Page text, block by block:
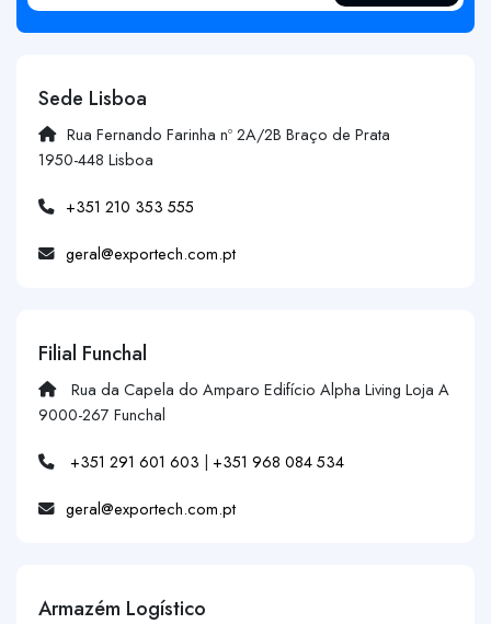
Sede Lisboa
Rua Fernando Farinha nº 2A/2B Braço de Prata
1950-448 Lisboa
+351 210 353 555
geral@exportech.com.pt
Filial Funchal
Rua da Capela do Amparo Edifício Alpha Living Loja A
9000-267 Funchal
+351 291 601 603 | +351 968 084 534
geral@exportech.com.pt
Armazém Logístico